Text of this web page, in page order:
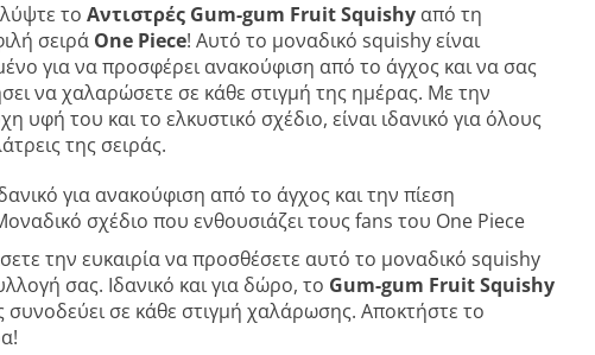
τοΑντιστρές Gum-gum Fruit Squishy από τη
σειρά One Piece! Αυτό το μοναδικό squishy είναι
για να προσφέρει ανακούφιση από το άγχος και να σας
να χαλαρώσετε σε κάθε στιγμή της ημέρας. Με την
υφή του και το ελκυστικό σχέδιο, είναι ιδανικό για όλους
της σειράς.
για ανακούφιση από το άγχος και την πίεση
σχέδιο που ενθουσιάζει τους fans του One Piece
την ευκαιρία να προσθέσετε αυτό το μοναδικό squishy
σας. Ιδανικό και για δώρο, το Gum-gum Fruit Squishy
συνοδεύει σε κάθε στιγμή χαλάρωσης. Αποκτήστε το